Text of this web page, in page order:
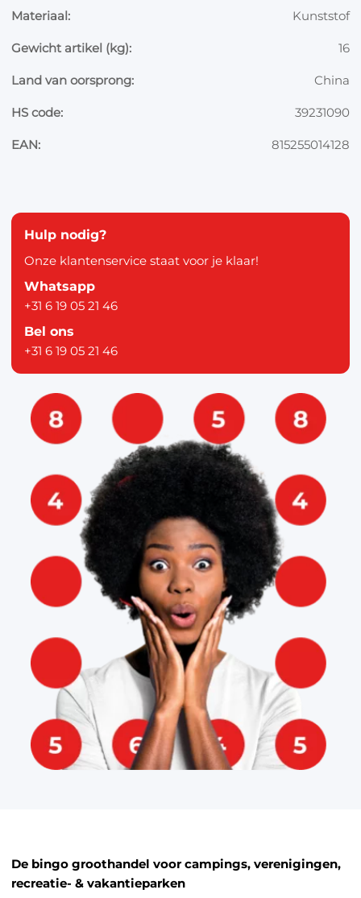
Materiaal: Kunststof
Gewicht artikel (kg): 16
Land van oorsprong: China
HS code: 39231090
EAN: 815255014128
Hulp nodig?
Onze klantenservice staat voor je klaar!
Whatsapp
+31 6 19 05 21 46
Bel ons
+31 6 19 05 21 46
De bingo groothandel voor campings, verenigingen,
recreatie- & vakantieparken